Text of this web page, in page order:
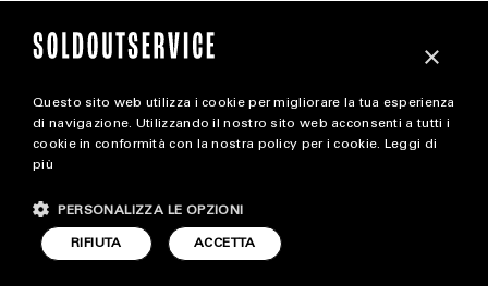
extra
ALL EXTRA
ART & DESIGN
Audi entrerà in Formula 1
a partire dal 2026
MOTORS
26 AGOSTO 2022
×
Questo sito web utilizza i cookie per migliorare la tua esperienza
di navigazione. Utilizzando il nostro sito web acconsenti a tutti i
cookie in conformità con la nostra policy per i cookie. Leggi di
più
ACCETTA
RIFIUTA
PERSONALIZZA LE OPZIONI